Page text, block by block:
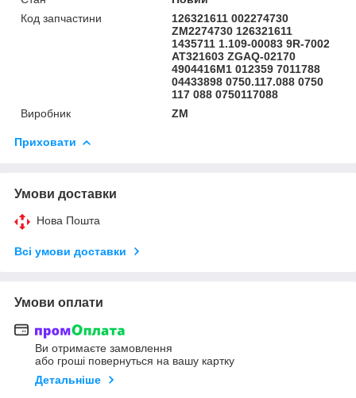
Код запчастини
126321611 002274730
ZM2274730 126321611
1435711 1.109-00083 9R-7002
AT321603 ZGAQ-02170
4904416M1 012359 7011788
04433898 0750.117.088 0750
117 088 0750117088
Виробник
ZM
Приховати
Умови доставки
Нова Пошта
Всі умови доставки
Умови оплати
Ви отримаєте замовлення
або гроші повернуться на вашу картку
Детальніше